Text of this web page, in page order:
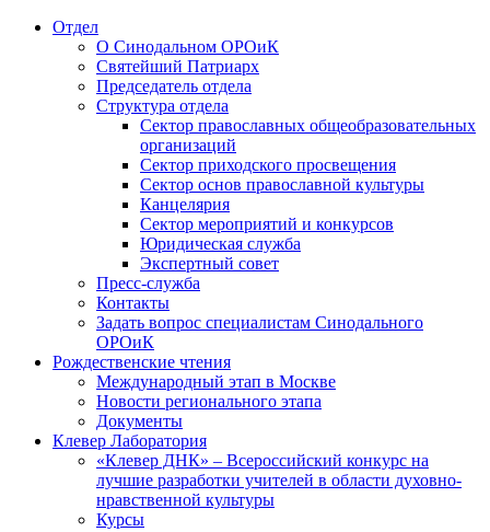
Отдел
О Синодальном ОРОиК
Святейший Патриарх
Председатель отдела
Структура отдела
Сектор православных общеобразовательных
организаций
Сектор приходского просвещения
Сектор основ православной культуры
Канцелярия
Сектор мероприятий и конкурсов
Юридическая служба
Экспертный совет
Пресс-служба
Контакты
Задать вопрос специалистам Синодального
ОРОиК
Рождественские чтения
Международный этап в Москве
Новости регионального этапа
Документы
Клевер Лаборатория
«Клевер ДНК» – Всероссийский конкурс на
лучшие разработки учителей в области духовно-
нравственной культуры
Курсы